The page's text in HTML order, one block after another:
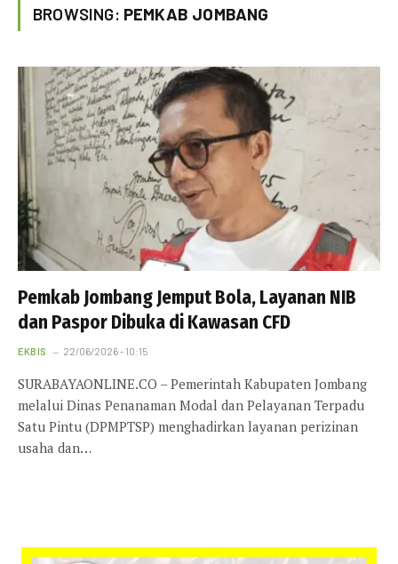
BROWSING: PEMKAB JOMBANG
Pemkab Jombang Jemput Bola, Layanan NIB
dan Paspor Dibuka di Kawasan CFD
EKBIS 22/06/2026 - 10:15
SURABAYAONLINE.CO – Pemerintah Kabupaten Jombang
melalui Dinas Penanaman Modal dan Pelayanan Terpadu
Satu Pintu (DPMPTSP) menghadirkan layanan perizinan
usaha dan…